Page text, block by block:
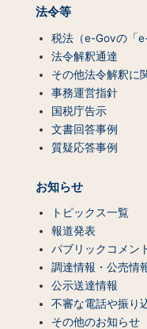
法令等
税法（e-Govの「
法令解釈通達
その他法令解釈に
事務運営指針
国税庁告示
文書回答事例
質疑応答事例
お知らせ
トピックス一覧
報道発表
パブリックコメン
調達情報・公売情
公示送達情報
不審な電話や振り
その他のお知らせ